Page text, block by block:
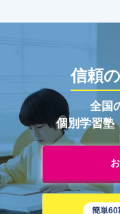
信頼
全国
個別学習塾
簡単60